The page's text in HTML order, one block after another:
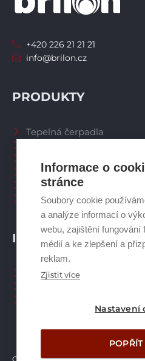
Informace o
stránce
Soubory cookie
a analýze informací o
webu, zajištění
médií a ke zlepšení a
reklam.
Zjistit více
Nastavení
POPŘÍT
INFORMACE
Naši pracovníci CZ
PRODUKTY
Tepelná čerpadla
Spalinové systémy
Plynové kotle
Ostatní příslušenství
+420 226 21 21 21
info@brilon.cz
Copyright © Brilon a.s. 2026